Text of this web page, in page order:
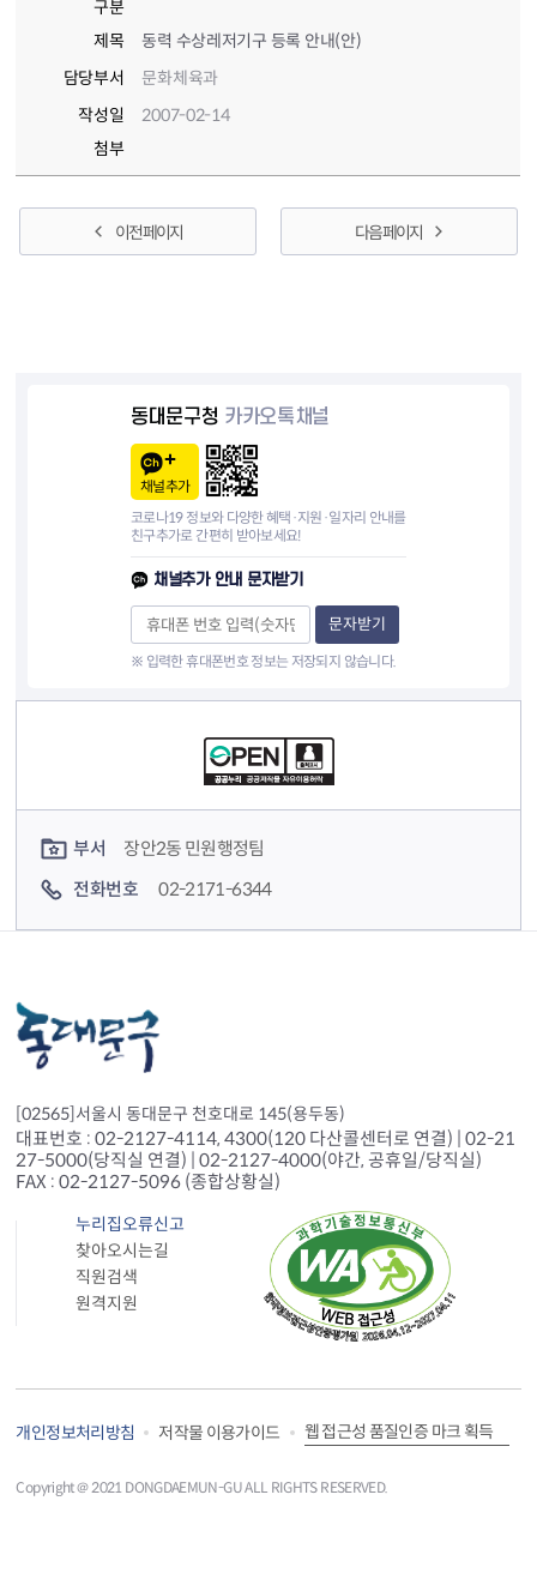
구분
제목
동력 수상레저기구 등록 안내(안)
담당부서
문화체육과
작성일
2007-02-14
첨부
이전 페이지 다음 페이지
동대문구청 카카오톡채널
채널추가
코로나19 정보와 다양한 혜택·지원·일자리 안내를
친구추가로 간편히 받아보세요!
채널추가 안내 문자받기
문자받기
※ 입력한 휴대폰번호 정보는 저장되지 않습니다.
부서
장안2동 민원행정팀
전화번호
02-2171-6344
[02565]서울시 동대문구 천호대로 145(용두동)
대표번호 : 02-2127-4114, 4300(120 다산콜센터로 연결) | 02-21
27-5000(당직실 연결) | 02-2127-4000(야간, 공휴일/당직실)
FAX : 02-2127-5096 (종합상황실)
누리집오류신고
찾아오시는길
직원검색
원격지원
개인정보처리방침 저작물 이용가이드 웹 접근성 품질인증 마크 획득
Copyright＠ 2021 DONGDAEMUN-GU ALL RIGHTS RESERVED.